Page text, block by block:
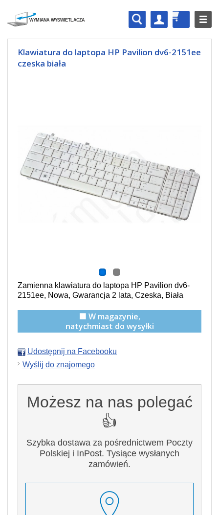
Klawiatura do laptopa HP Pavilion dv6-2151ee
czeska biała
Zamienna klawiatura do laptopa HP Pavilion dv6-
2151ee, Nowa, Gwarancja 2 lata, Czeska, Biała
🟩 W magazynie,
natychmiast do wysyłki
Udostępnij na Facebooku
Wyślij do znajomego
Możesz na nas polegać
👍
Szybka dostawa za pośrednictwem Poczty
Polskiej i InPost. Tysiące wysłanych
zamówień.